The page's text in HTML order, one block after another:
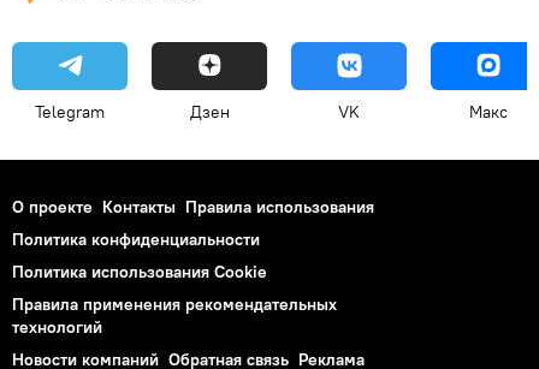
Telegram Дзен VK Макс
О проекте Контакты Правила использования
Политика конфиденциальности
Политика использования Cookie
Правила применения рекомендательных
технологий
Новости компаний Обратная связь Реклама